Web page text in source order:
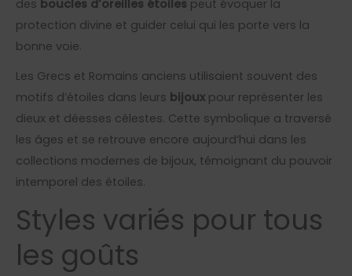
des boucles d’oreilles étoiles peut évoquer la
protection divine et guider celui qui les porte vers la
bonne voie.
Les Grecs et Romains anciens utilisaient souvent des
motifs d’étoiles dans leurs bijoux pour représenter les
dieux et déesses célestes. Cette symbolique a traversé
les âges et se retrouve encore aujourd’hui dans les
collections modernes de bijoux, témoignant du pouvoir
intemporel des étoiles.
Styles variés pour tous
les goûts